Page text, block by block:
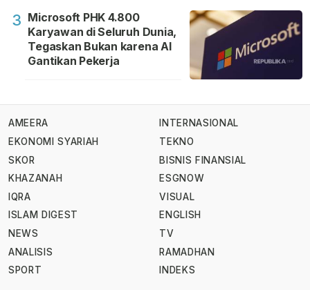
3 Microsoft PHK 4.800
Karyawan di Seluruh Dunia,
Tegaskan Bukan karena AI
Gantikan Pekerja
AMEERA
EKONOMI SYARIAH
SKOR
KHAZANAH
IQRA
ISLAM DIGEST
NEWS
ANALISIS
SPORT
INTERNASIONAL
TEKNO
BISNIS FINANSIAL
ESGNOW
VISUAL
ENGLISH
TV
RAMADHAN
INDEKS